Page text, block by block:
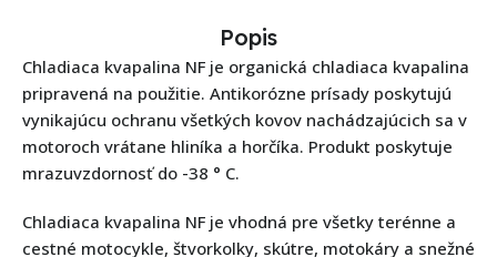
Popis
Chladiaca kvapalina NF je organická chladiaca kvapalina
pripravená na použitie. Antikorózne prísady poskytujú
vynikajúcu ochranu všetkých kovov nachádzajúcich sa v
motoroch vrátane hliníka a horčíka. Produkt poskytuje
mrazuvzdornosť do -38 ° C.
Chladiaca kvapalina NF je vhodná pre všetky terénne a
cestné motocykle, štvorkolky, skútre, motokáry a snežné